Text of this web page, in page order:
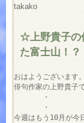
takako
☆上野貴子の
た富士山！
おはようございます。
俳句作家の上野貴子で
・
・
今週はもう10月が今